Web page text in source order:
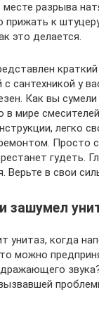
разрыва
прижать к
это делается.
сантехникой у
Как вы сумели
в мире
легко
Просто
гудеть.
Верьте в свои
зашумел
унитаз, когда
можно